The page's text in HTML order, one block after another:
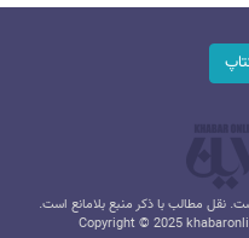
نقل مطالب با ذکر منبع بلامانع است.
Copyright © 2025